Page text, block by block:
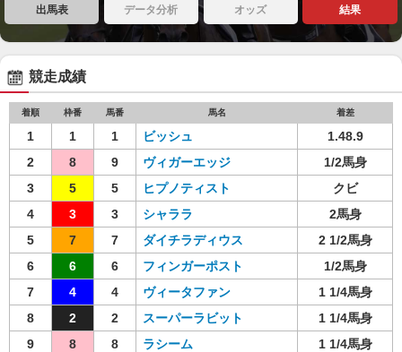
出馬表 データ分析 オッズ 結果
競走成績
着順 枠番 馬番 馬名 着差
1 1 1 ビッシュ
1.48.9
2
8 9 ヴィガーエッジ
1/2馬身
3
5 5 ヒプノティスト
クビ
4
3 3 シャララ
2馬身
5
7 7 ダイチラディウス
2 1/2馬身
6
6 6 フィンガーポスト
1/2馬身
7
4 4 ヴィータファン
1 1/4馬身
8
2 2 スーパーラビット
1 1/4馬身
9
8 8 ラシーム 1 1/4馬身